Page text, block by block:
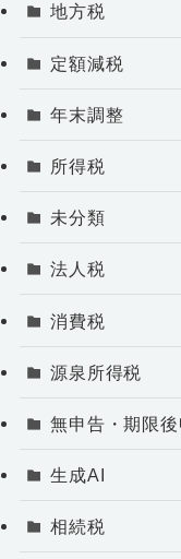
地方税
定額減税
年末調整
所得税
未分類
法人税
消費税
源泉所得税
無申告・期限
生成AI
相続税